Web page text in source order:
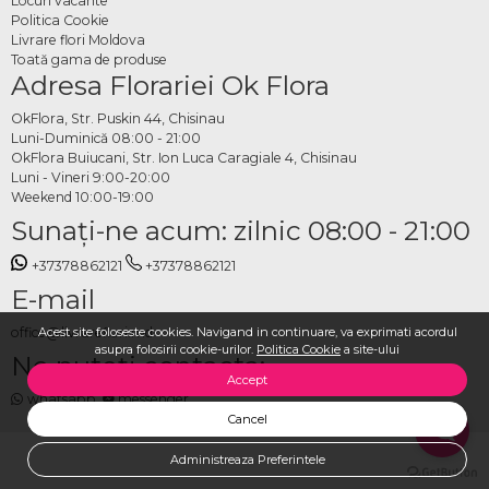
Acest site foloseste cookies. Navigand in continuare, va exprimati acordul
asupra folosirii cookie-urilor. Politica Cookie a site-ului
Accept
Cancel
Administreaza Preferintele
Politica Cookie
Livrare flori Moldova
Toată gama de produse
Adresa Florariei Ok Flora
OkFlora, Str. Puskin 44, Chisinau
Luni-Duminică 08:00 - 21:00
OkFlora Buiucani, Str. Ion Luca Caragiale 4, Chisinau
Luni - Vineri 9:00-20:00
Weekend 10:00-19:00
Sunaţi-ne acum: zilnic 08:00 - 21:00
+37378862121 +37378862121
E-mail
office@livrareflori.md
Ne puteți contacta:
whatsapp, messenger